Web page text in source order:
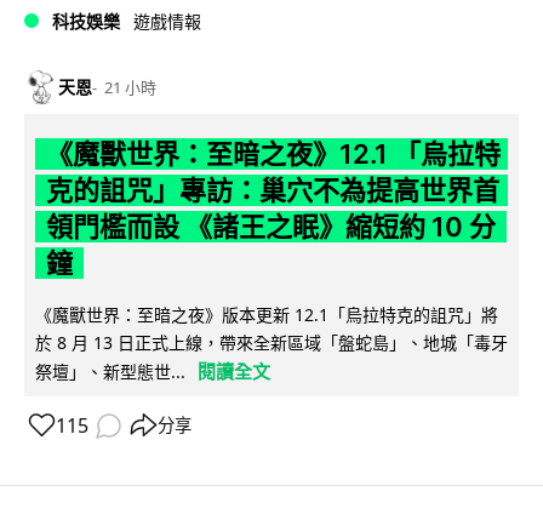
科技娛樂 遊戲情報
天恩 21 小時
《魔獸世界：至暗之夜》12.1 「烏拉特
克的詛咒」專訪：巢穴不為提高世界首
領門檻而設 《諸王之眠》縮短約 10 分
鐘
《魔獸世界：至暗之夜》版本更新 12.1「烏拉特克的詛咒」將
於 8 月 13 日正式上線，帶來全新區域「盤蛇島」、地城「毒牙
祭壇」、新型態世...
閱讀全文
115 分享